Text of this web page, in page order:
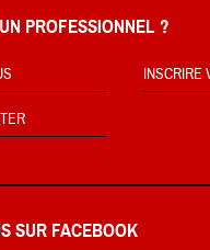
PROFESSIONNEL ?
INSCRIRE
SUR FACEBOOK